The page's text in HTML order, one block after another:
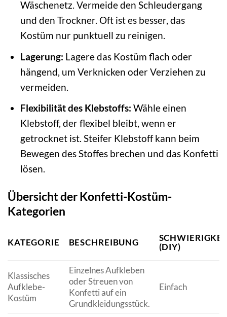
Wäschenetz. Vermeide den Schleudergang
und den Trockner. Oft ist es besser, das
Kostüm nur punktuell zu reinigen.
Lagerung: Lagere das Kostüm flach oder
hängend, um Verknicken oder Verziehen zu
vermeiden.
Flexibilität des Klebstoffs: Wähle einen
Klebstoff, der flexibel bleibt, wenn er
getrocknet ist. Steifer Klebstoff kann beim
Bewegen des Stoffes brechen und das Konfetti
lösen.
Übersicht der Konfetti-Kostüm-
Kategorien
KATEGORIE BESCHREIBUNG
(DIY)
Klassisches
Aufklebe-
Kostüm
Einzelnes Aufkleben
oder Streuen von
Konfetti auf ein
Grundkleidungsstück.
Einfach